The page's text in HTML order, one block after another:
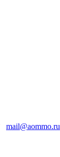
mail@aommo.ru